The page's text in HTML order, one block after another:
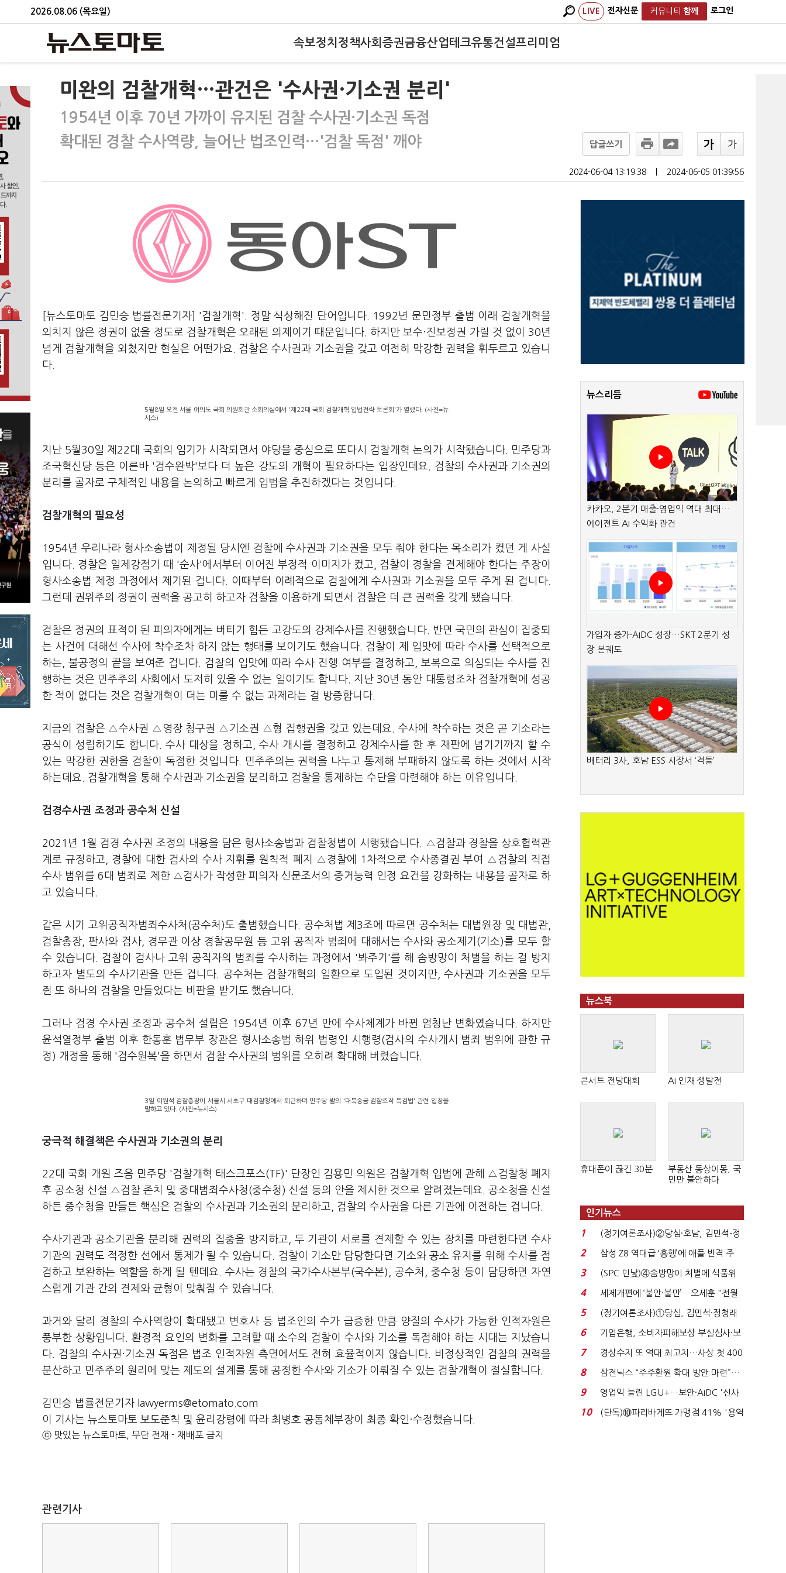
2026.08.06 (목요일) LIVE 전자신문 커뮤니티 함께 로그인
속보정치 정책사회 증권금융산업테크유통건설프리미엄
미완의 검찰개혁…관건은 '수사권·기소권 분리'
1954년 이후 70년 가까이 유지된 검찰 수사권·기소권 독점
확대된 경찰 수사역량, 늘어난 법조인력…'검찰 독점' 깨야
답글쓰기
2024-06-04 13:19:38 2024-06-05 01:39:56
[뉴스토마토 김민승 법률전문기자] '검찰개혁'. 정말 식상해진 단어입니다. 1992년 문민정부 출범 이래 검찰개혁을
외치지 않은 정권이 없을 정도로 검찰개혁은 오래된 의제이기 때문입니다. 하지만 보수·진보정권 가릴 것 없이 30년
넘게 검찰개혁을 외쳤지만 현실은 어떤가요. 검찰은 수사권과 기소권을 갖고 여전히 막강한 권력을 휘두르고 있습니
다.
5월8일 오전 서울 여의도 국회 의원회관 소회의실에서 '제22대 국회 검찰개혁 입법전략 토론회'가 열렸다. (사진=뉴
시스)
지난 5월30일 제22대 국회의 임기가 시작되면서 야당을 중심으로 또다시 검찰개혁 논의가 시작됐습니다. 민주당과
조국혁신당 등은 이른바 '검수완박'보다 더 높은 강도의 개혁이 필요하다는 입장인데요. 검찰의 수사권과 기소권의
분리를 골자로 구체적인 내용을 논의하고 빠르게 입법을 추진하겠다는 것입니다.
검찰개혁의 필요성
1954년 우리나라 형사소송법이 제정될 당시엔 검찰에 수사권과 기소권을 모두 줘야 한다는 목소리가 컸던 게 사실
입니다. 경찰은 일제강점기 때 '순사'에서부터 이어진 부정적 이미지가 컸고, 검찰이 경찰을 견제해야 한다는 주장이
형사소송법 제정 과정에서 제기된 겁니다. 이때부터 이례적으로 검찰에게 수사권과 기소권을 모두 주게 된 겁니다.
그런데 권위주의 정권이 권력을 공고히 하고자 검찰을 이용하게 되면서 검찰은 더 큰 권력을 갖게 됐습니다.
검찰은 정권의 표적이 된 피의자에게는 버티기 힘든 고강도의 강제수사를 진행했습니다. 반면 국민의 관심이 집중되
는 사건에 대해선 수사에 착수조차 하지 않는 행태를 보이기도 했습니다. 검찰이 제 입맛에 따라 수사를 선택적으로
하는, 불공정의 끝을 보여준 겁니다. 검찰의 입맛에 따라 수사 진행 여부를 결정하고, 보복으로 의심되는 수사를 진
행하는 것은 민주주의 사회에서 도저히 있을 수 없는 일이기도 합니다. 지난 30년 동안 대통령조차 검찰개혁에 성공
한 적이 없다는 것은 검찰개혁이 더는 미룰 수 없는 과제라는 걸 방증합니다.
지금의 검찰은 △수사권 △영장 청구권 △기소권 △형 집행권을 갖고 있는데요. 수사에 착수하는 것은 곧 기소라는
공식이 성립하기도 합니다. 수사 대상을 정하고, 수사 개시를 결정하고 강제수사를 한 후 재판에 넘기기까지 할 수
있는 막강한 권한을 검찰이 독점한 것입니다. 민주주의는 권력을 나누고 통제해 부패하지 않도록 하는 것에서 시작
하는데요. 검찰개혁을 통해 수사권과 기소권을 분리하고 검찰을 통제하는 수단을 마련해야 하는 이유입니다.
검경수사권 조정과 공수처 신설
2021년 1월 검경 수사권 조정의 내용을 담은 형사소송법과 검찰청법이 시행됐습니다. △검찰과 경찰을 상호협력관
계로 규정하고, 경찰에 대한 검사의 수사 지휘를 원칙적 폐지 △경찰에 1차적으로 수사종결권 부여 △검찰의 직접
수사 범위를 6대 범죄로 제한 △검사가 작성한 피의자 신문조서의 증거능력 인정 요건을 강화하는 내용을 골자로 하
고 있습니다.
같은 시기 고위공직자범죄수사처(공수처)도 출범했습니다. 공수처법 제3조에 따르면 공수처는 대법원장 및 대법관,
검찰총장, 판사와 검사, 경무관 이상 경찰공무원 등 고위 공직자 범죄에 대해서는 수사와 공소제기(기소)를 모두 할
수 있습니다. 검찰이 검사나 고위 공직자의 범죄를 수사하는 과정에서 '봐주기'를 해 솜방망이 처벌을 하는 걸 방지
하고자 별도의 수사기관을 만든 겁니다. 공수처는 검찰개혁의 일환으로 도입된 것이지만, 수사권과 기소권을 모두
쥔 또 하나의 검찰을 만들었다는 비판을 받기도 했습니다.
그러나 검경 수사권 조정과 공수처 설립은 1954년 이후 67년 만에 수사체계가 바뀐 엄청난 변화였습니다. 하지만
윤석열정부 출범 이후 한동훈 법무부 장관은 형사소송법 하위 법령인 시행령(검사의 수사개시 범죄 범위에 관한 규
정) 개정을 통해 '검수원복'을 하면서 검찰 수사권의 범위를 오히려 확대해 버렸습니다.
3일 이원석 검찰총장이 서울시 서초구 대검찰청에서 퇴근하며 민주당 발의 '대북송금 검찰조작 특검법' 관련 입장을
말하고 있다. (사진=뉴시스)
궁극적 해결책은 수사권과 기소권의 분리
22대 국회 개원 즈음 민주당 '검찰개혁 태스크포스(TF)' 단장인 김용민 의원은 검찰개혁 입법에 관해 △검찰청 폐지
후 공소청 신설 △검찰 존치 및 중대범죄수사청(중수청) 신설 등의 안을 제시한 것으로 알려졌는데요. 공소청을 신설
하든 중수청을 만들든 핵심은 검찰의 수사권과 기소권의 분리하고, 검찰의 수사권을 다른 기관에 이전하는 겁니다.
수사기관과 공소기관을 분리해 권력의 집중을 방지하고, 두 기관이 서로를 견제할 수 있는 장치를 마련한다면 수사
기관의 권력도 적정한 선에서 통제가 될 수 있습니다. 검찰이 기소만 담당한다면 기소와 공소 유지를 위해 수사를 점
검하고 보완하는 역할을 하게 될 텐데요. 수사는 경찰의 국가수사본부(국수본), 공수처, 중수청 등이 담당하면 자연
스럽게 기관 간의 견제와 균형이 맞춰질 수 있습니다.
과거와 달리 경찰의 수사역량이 확대됐고 변호사 등 법조인의 수가 급증한 만큼 양질의 수사가 가능한 인적자원은
풍부한 상황입니다. 환경적 요인의 변화를 고려할 때 소수의 검찰이 수사와 기소를 독점해야 하는 시대는 지났습니
다. 검찰의 수사권·기소권 독점은 법조 인적자원 측면에서도 전혀 효율적이지 않습니다. 비정상적인 검찰의 권력을
분산하고 민주주의 원리에 맞는 제도의 설계를 통해 공정한 수사와 기소가 이뤄질 수 있는 검찰개혁이 절실합니다.
김민승 법률전문기자 lawyerms@etomato.com
이 기사는 뉴스토마토 보도준칙 및 윤리강령에 따라 최병호 공동체부장이 최종 확인·수정했습니다.
ⓒ 맛있는 뉴스토마토, 무단 전재 - 재배포 금지
관련기사
뉴스리듬
카카오, 2분기 매출·영업익 역대 최대…
에이전트 AI 수익화 관건
가입자 증가·AIDC 성장…SKT 2분기 성
장 본궤도
배터리 3사, 호남 ESS 시장서 ‘격돌’
뉴스북
콘서트 전당대회 AI 인재 쟁탈전
휴대폰이 끊긴 30분
부동산 동상이몽, 국
민만 불안하다
인기뉴스
1
(정기여론조사)②당심·호남, 김민석-정
청래 '초접전'...
2
삼성 Z8 역대급 ‘흥행’에 애플 반격 주
목…9월 ‘폴...
3
(SPC 민낯)④솜방망이 처벌에 식품위
생법 위반 반복...
4
세제개편에 ‘불안·불만’…오세훈 "전월
세 구하기 더 ...
5
(정기여론조사)①당심, 김민석·정청래
'초접전'…대통령 ...
6
기업은행, 소비자피해보상 부실심사·보
이스피싱 공시 ...
7
경상수지 또 역대 최고치…사상 첫 400
억달러에 '3% 성...
8
삼전닉스 “주주환원 확대 방안 마련”…
로이터에 성명...
9
영업익 늘린 LGU+…보안·AIDC '신사
업 드라이브'...
10
(단독)⑩파리바게뜨 가맹점 41% '용역